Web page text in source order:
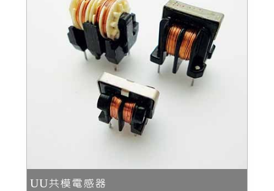
UU共模電感器